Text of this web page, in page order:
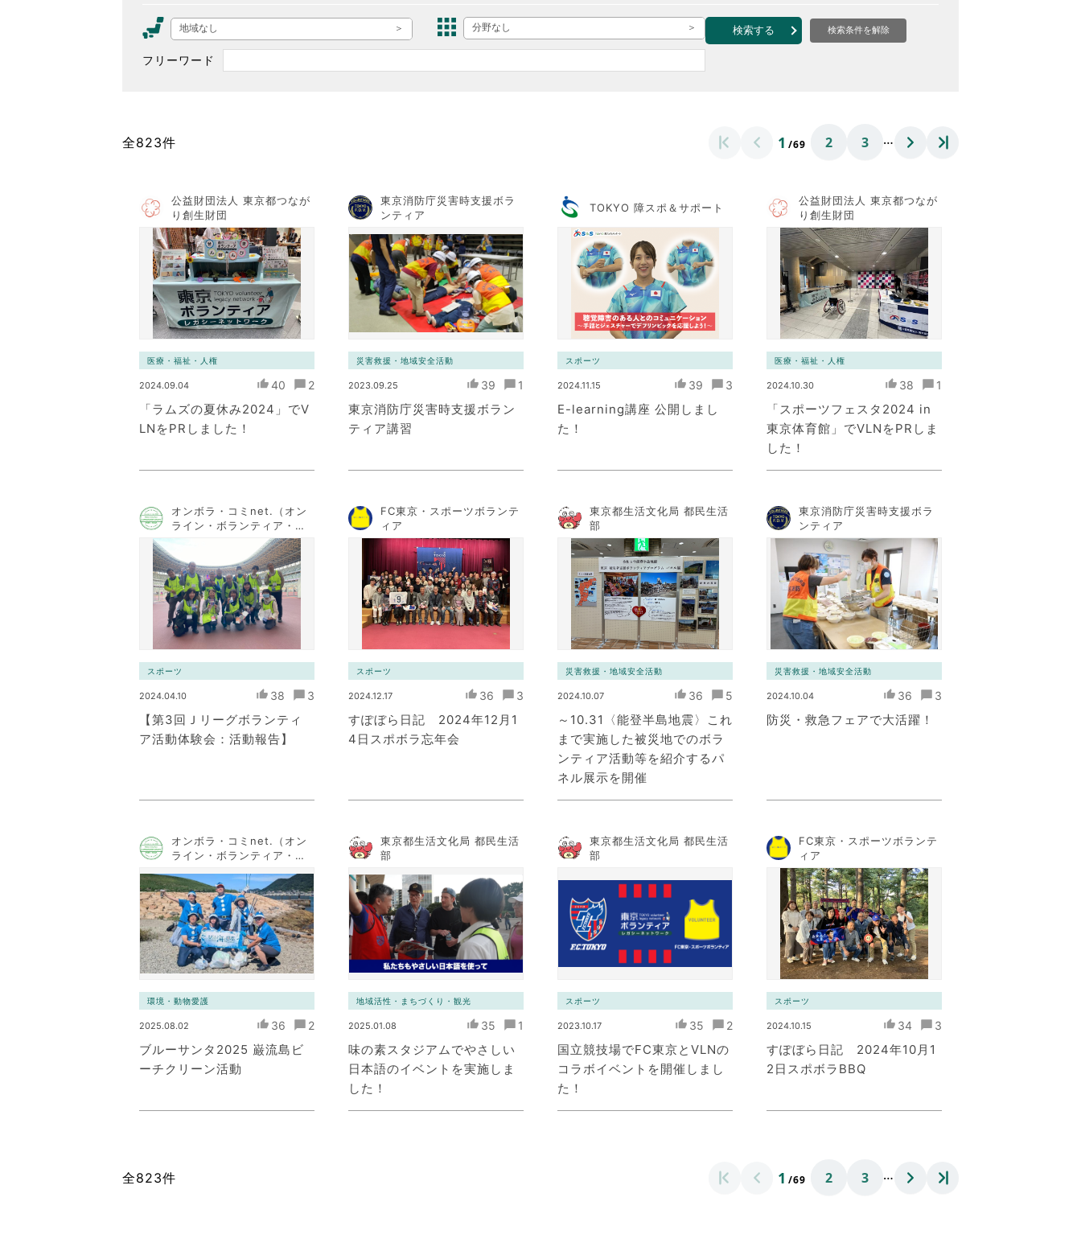
地域なし 分野なし
フリーワード
検索する 検索条件を解除
全823件 1 /69 2 3 …
公益財団法人 東京都つなが
り創生財団
医療・福祉・人権
2024.09.04 40 2
「ラムズの夏休み2024」でV
LNをPRしました！
東京消防庁災害時支援ボラ
ンティア
災害救援・地域安全活動
2023.09.25 39 1
東京消防庁災害時支援ボラン
ティア講習
TOKYO 障スポ＆サポート
スポーツ
2024.11.15 39 3
E-learning講座 公開しまし
た！
公益財団法人 東京都つなが
り創生財団
医療・福祉・人権
2024.10.30 38 1
「スポーツフェスタ2024 in
東京体育館」でVLNをPRしま
した！
オンボラ・コミnet.（オン
ライン・ボランティア・コ
ミュニケーション・ネット
ワーク）
スポーツ
2024.04.10 38 3
【第3回Ｊリーグボランティ
ア活動体験会：活動報告】
FC東京・スポーツボランテ
ィア
スポーツ
2024.12.17 36 3
すぽぼら日記 2024年12月1
4日スポボラ忘年会
東京都生活文化局 都民生活
部
災害救援・地域安全活動
2024.10.07 36 5
～10.31〈能登半島地震〉これ
まで実施した被災地でのボラ
ンティア活動等を紹介するパ
ネル展示を開催
東京消防庁災害時支援ボラ
ンティア
災害救援・地域安全活動
2024.10.04 36 3
防災・救急フェアで大活躍！
オンボラ・コミnet.（オン
ライン・ボランティア・コ
ワーク）
環境・動物愛護
2025.08.02 36 2
ブルーサンタ2025 巌流島ビ
ーチクリーン活動
東京都生活文化局 都民生活
部
地域活性・まちづくり・観光
2025.01.08 35 1
味の素スタジアムでやさしい
日本語のイベントを実施しま
した！
東京都生活文化局 都民生活
部
スポーツ
2023.10.17 35 2
国立競技場でFC東京とVLNの
コラボイベントを開催しまし
た！
FC東京・スポーツボランテ
ィア
スポーツ
2024.10.15 34 3
すぽぼら日記 2024年10月1
2日スポボラBBQ
全823件 1 /69 2 3 …